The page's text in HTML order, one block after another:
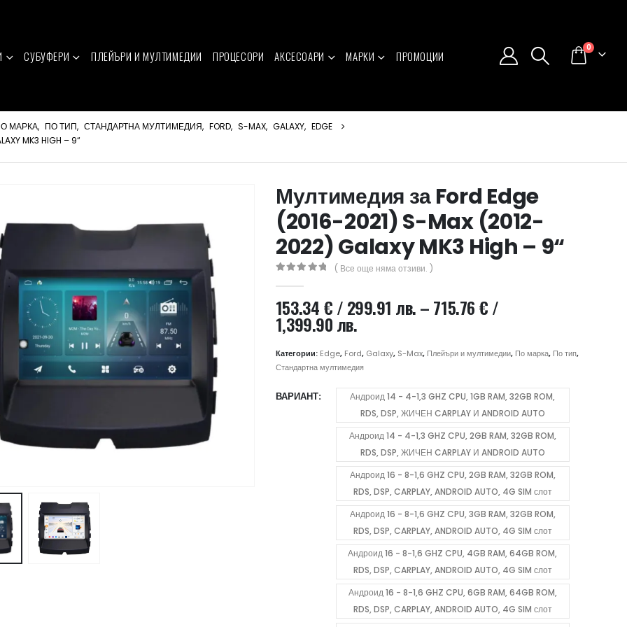
СУБУФЕРИ ПЛЕЙЪРИ И МУЛТИМЕДИИ ПРОЦЕСОРИ АКСЕСОАРИ МАРКИ ПРОМОЦИИ
0
МАРКА, ПО ТИП, СТАНДАРТНА МУЛТИМЕДИЯ, FORD, S-MAX, GALAXY, EDGE
MK3 HIGH – 9“
Мултимедия за Ford Edge
(2016-2021) S-Max (2012-
2022) Galaxy MK3 High – 9“
( Все още няма отзиви. )
153.34€/ 299.91 лв.–715.76€/
1,399.90 лв.Price
range:
153.34 €
/
299.91 лв.
through
715.76 €
/
1,399.90 лв.
Категории: Edge, Ford, Galaxy, S-Max, Плейъри и мултимедии, По марка, По тип,
Стандартна мултимедия
ВАРИАНТ
Андроид 14 - 4-1,3 GHZ CPU, 1GB RAM, 32GB ROM,
RDS, DSP, ЖИЧЕН CARPLAY И ANDROID AUTO
Андроид 14 - 4-1,3 GHZ CPU, 2GB RAM, 32GB ROM,
RDS, DSP, ЖИЧЕН CARPLAY И ANDROID AUTO
Андроид 16 - 8-1,6 GHZ CPU, 2GB RAM, 32GB ROM,
RDS, DSP, CARPLAY, ANDROID AUTO, 4G SIM слот
Андроид 16 - 8-1,6 GHZ CPU, 3GB RAM, 32GB ROM,
RDS, DSP, CARPLAY, ANDROID AUTO, 4G SIM слот
Андроид 16 - 8-1,6 GHZ CPU, 4GB RAM, 64GB ROM,
RDS, DSP, CARPLAY, ANDROID AUTO, 4G SIM слот
Андроид 16 - 8-1,6 GHZ CPU, 6GB RAM, 64GB ROM,
RDS, DSP, CARPLAY, ANDROID AUTO, 4G SIM слот